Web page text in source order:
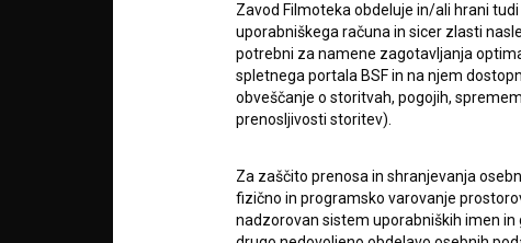
info@filmoteka.si
Tehnična pomoč: podpora@bsf.si
Mednarodna številka ISSN 2670-787X
O
KONTAKT
Zavod Filmoteka obdeluje in/ali hrani
uporabniškega računa in sicer zlasti
potrebni za namene zagotavljanja
spletnega portala BSF in na njem
obveščanje o storitvah, pogojih,
prenosljivosti storitev).
Za zaščito prenosa in shranjevanja
fizično in programsko varovanje
nadzorovan sistem uporabniških imen